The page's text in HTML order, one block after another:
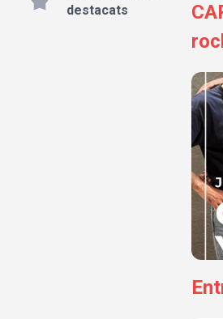
destacats